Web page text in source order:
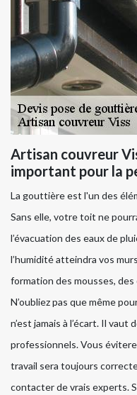
Artisan couvreur
important pour la
La gouttière est l'un des
Sans elle, votre toit ne
l’évacuation des eaux de
l’humidité atteindra vos
formation des mousses,
N’oubliez pas que même
n’est jamais à l’écart. Il vaut
professionnels. Vous
travail sera toujours
contacter de vrais experts.